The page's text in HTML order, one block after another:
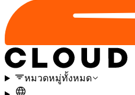
หมวดหมู่ทั้งหมด